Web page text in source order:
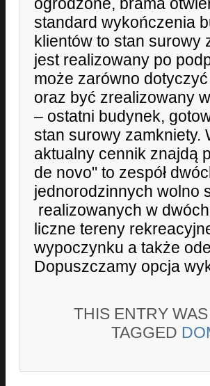
ogrodzone, brama
standard wykończenia
klientów to stan
jest realizowany po
może zarówno
oraz być zrealizowany
– ostatni budynek,
stan surowy zamkniety.
aktualny cennik znajdą
de novo" to zespół
jednorodzinnych wolno
realizowanych w
liczne tereny
wypoczynku a także
Dopuszczamy opcja
THIS ENTRY
TAGGED